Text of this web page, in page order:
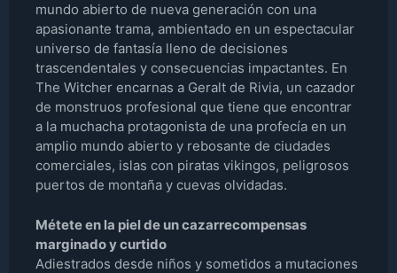
mundo abierto de nueva generación con una
apasionante trama, ambientado en un espectacular
universo de fantasía lleno de decisiones
trascendentales y consecuencias impactantes. En
The Witcher encarnas a Geralt de Rivia, un cazador
de monstruos profesional que tiene que encontrar
a la muchacha protagonista de una profecía en un
amplio mundo abierto y rebosante de ciudades
comerciales, islas con piratas vikingos, peligrosos
puertos de montaña y cuevas olvidadas.
Métete en la piel de un cazarrecompensas
marginado y curtido
Adiestrados desde niños y sometidos a mutaciones